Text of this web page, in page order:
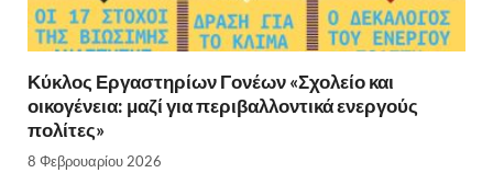
Κύκλος Εργαστηρίων Γονέων «Σχολείο και
οικογένεια: μαζί για περιβαλλοντικά ενεργούς
πολίτες»
8 Φεβρουαρίου 2026